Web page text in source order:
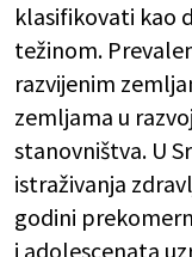
klasifikovati kao
težinom.
razvijenim
zemljama u
stanovništva. U
istraživanja
godini
i adolescenata